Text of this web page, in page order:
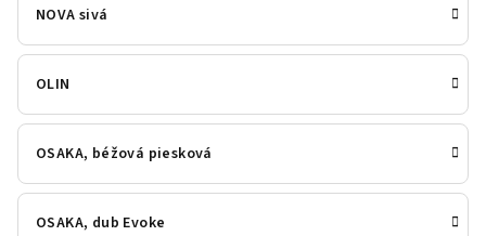
NOVA sivá
OLIN
OSAKA, béžová piesková
OSAKA, dub Evoke